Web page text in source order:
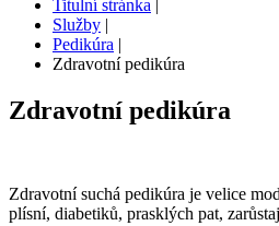
Titulní stránka |
Služby |
Pedikúra |
Zdravotní pedikúra
Zdravotní pedikúra
Zdravotní suchá pedikúra je velice
plísní, diabetiků, prasklých pat,